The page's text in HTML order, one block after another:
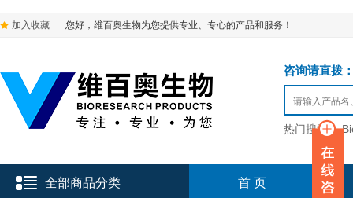
加入收藏 您好，维百奥生物为您提供专业、专心的产品和服务！
咨询请直拨
热门搜索：
全部商品分类 首 页